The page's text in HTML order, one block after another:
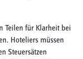
Teilen für Klarheit bei
Hoteliers müssen
Steuersätzen